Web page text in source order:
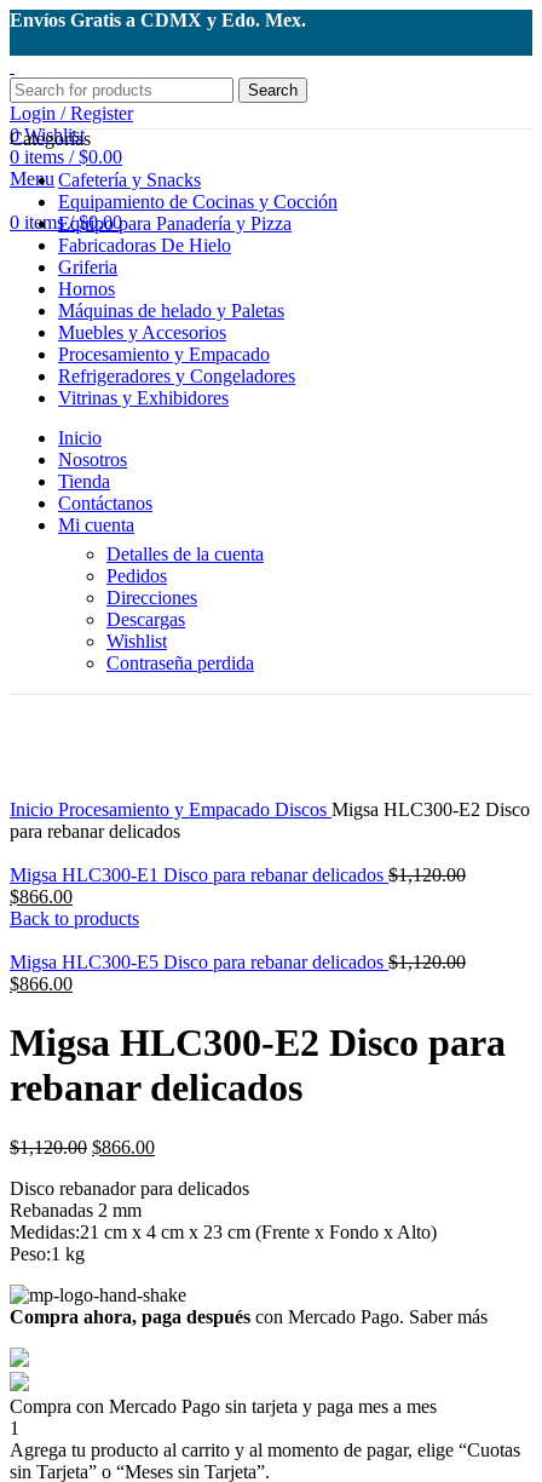
Envíos Gratis a CDMX y Edo. Mex.
Search
Login / Register
0Wishlist
0 items / $0.00
Menu
0 items / $0.00
Categorías
Cafetería y Snacks
Equipamiento de Cocinas y Cocción
Equipo para Panadería y Pizza
Fabricadoras De Hielo
Griferia
Hornos
Máquinas de helado y Paletas
Muebles y Accesorios
Procesamiento y Empacado
Refrigeradores y Congeladores
Vitrinas y Exhibidores
Inicio
Nosotros
Tienda
Contáctanos
Mi cuenta
Detalles de la cuenta
Pedidos
Direcciones
Descargas
Wishlist
Contraseña perdida
Inicio Procesamiento y Empacado Discos Migsa HLC300-E2 Disco
para rebanar delicados
Migsa HLC300-E1 Disco para rebanar delicados $1,120.00Original
$866.00Current
price
$866.00.
Back to products
Migsa HLC300-E5 Disco para rebanar delicados $1,120.00Original
$866.00Current
$866.00.
Migsa HLC300-E2 Disco para
rebanar delicados
$1,120.00 Original
was:
$1,120.00.
$866.00Current
is:
Disco rebanador para delicados
Rebanadas 2 mm
Medidas:21 cm x 4 cm x 23 cm (Frente x Fondo x Alto)
Peso:1 kg
Compra ahora, paga después con Mercado Pago. Saber más
Compra con Mercado Pago sin tarjeta y paga mes a mes
1
Agrega tu producto al carrito y al momento de pagar, elige “Cuotas
sin Tarjeta” o “Meses sin Tarjeta”.